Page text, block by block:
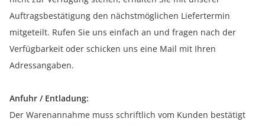
Auftragsbestätigung den nächstmöglichen Liefertermin
mitgeteilt. Rufen Sie uns einfach an und fragen nach der
Verfügbarkeit oder schicken uns eine Mail mit Ihren
Adressangaben.
Anfuhr / Entladung:
Der Warenannahme muss schriftlich vom Kunden bestätigt